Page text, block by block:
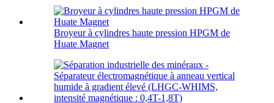
Broyeur à cylindres haute pression HPGM de
Huate Magnet